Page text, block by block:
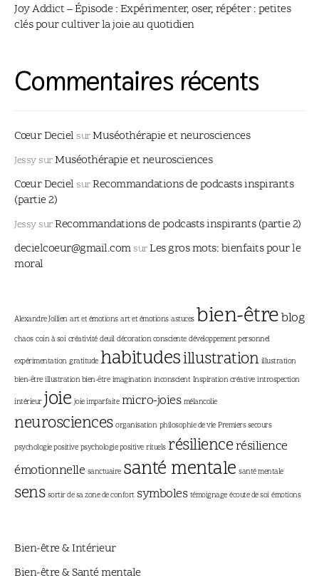
Joy Addict – Épisode : Expérimenter, oser, répéter : petites
clés pour cultiver la joie au quotidien
Commentaires récents
Cœur Deciel surMuséothérapie et neurosciences
JessysurMuséothérapie et neurosciences
Cœur Deciel surRecommandations de podcasts inspirants
(partie 2)
JessysurRecommandations de podcasts inspirants (partie 2)
decielcoeur@gmail.comsurLes gros mots: bienfaits pour le
moral
Alexandre Jollien art et émotions art et émotions astuces bien-êtreblog
chaos coin à soi créativité deuil décoration consciente développement personnel
expérimentation gratitude habitudesillustration illustration
bien-être illustration bien-être imagination inconscient Inspiration créative introspection
intérieur joie joie imparfaite micro-joies mélancolie
neurosciences organisation philosophie de vie Premiers secours
psychologie positive psychologie positive rituels résiliencerésilience
émotionnelle sanctuaire santé mentale santé mentale
sens sortir de sa zone de confort symboles témoignage écoute de soi émotions
Bien-être & Intérieur
Bien-être & Santé mentale